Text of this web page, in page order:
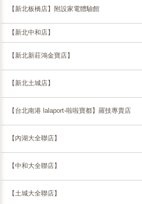
【新北板橋店】附設家電體驗館
【新北中和店】
【新北新莊鴻金寶店】
【新北土城店】
【台北南港 lalaport-啦啦寶都】羅技專賣店
【內湖大全聯店】
【中和大全聯店】
【土城大全聯店】